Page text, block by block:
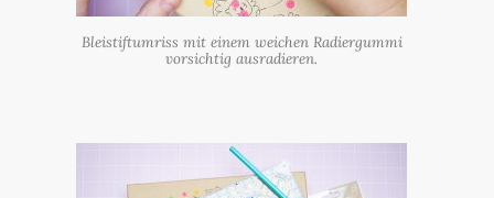
Bleistiftumriss mit einem weichen Radiergummi
vorsichtig ausradieren.